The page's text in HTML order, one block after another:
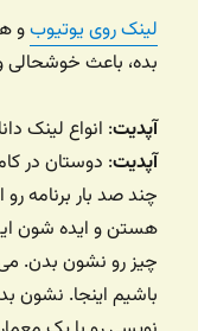
لینک روی یوتیوبو
بده، باعث
آپدیت: انواع لینک
آپدیت: دوستان در
چند صد بار برنامه
هستن و ایده شون
چیز رو نشون بدن.
باشیم اینجا. نشون